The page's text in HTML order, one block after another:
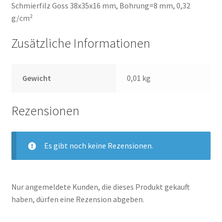
Schmierfilz Goss 38x35x16 mm, Bohrung=8 mm, 0,32
g/cm²
Zusätzliche Informationen
Gewicht 0,01 kg
Rezensionen
Es gibt noch keine Rezensionen.
Nur angemeldete Kunden, die dieses Produkt gekauft
haben, dürfen eine Rezension abgeben.